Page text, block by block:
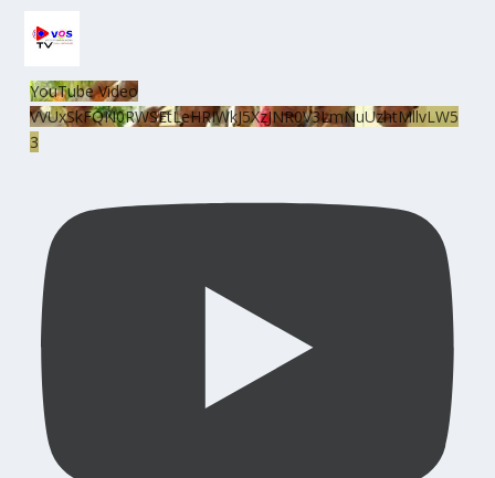
YouTube Video
VVUxSkFQN0RWSEtLeHRIWkJ5XzJNR0V3LmNuUzhtMllvLW5
3